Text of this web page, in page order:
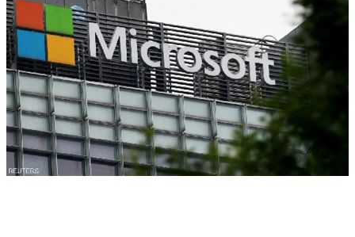
FPM
Services
Horoscope
Polls
Jobs
Writers
Legal